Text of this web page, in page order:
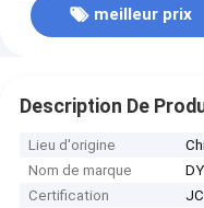
meilleur prix
Description De
Lieu d'origine
Nom de marque
Certification
JC